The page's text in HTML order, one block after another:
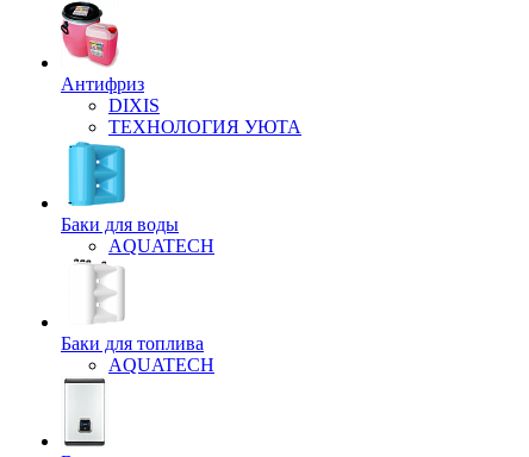
Антифриз
DIXIS
ТЕХНОЛОГИЯ УЮТА
Баки для воды
AQUATECH
Баки для топлива
AQUATECH